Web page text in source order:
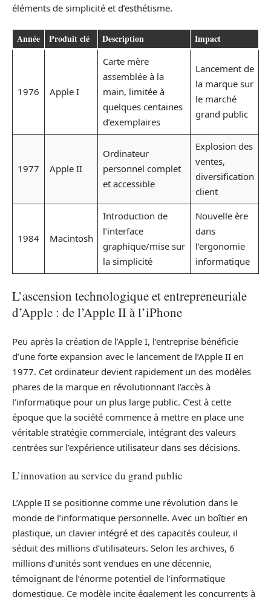
éléments de simplicité et d’esthétisme.
Année Produit clé Description Impact
1976 Apple I
Carte mère
assemblée à la
main, limitée à
quelques centaines
d’exemplaires
Lancement de
la marque sur
le marché
grand public
1977 Apple II
Ordinateur
personnel complet
et accessible
Explosion des
ventes,
diversification
client
1984 Macintosh
Introduction de
l’interface
graphique/mise sur
la simplicité
Nouvelle ère
dans
l’ergonomie
informatique
L’ascension technologique et entrepreneuriale
d’Apple : de l’Apple II à l’iPhone
Peu après la création de l’Apple I, l’entreprise bénéficie
d’une forte expansion avec le lancement de l’Apple II en
1977. Cet ordinateur devient rapidement un des modèles
phares de la marque en révolutionnant l’accès à
l’informatique pour un plus large public. C’est à cette
époque que la société commence à mettre en place une
véritable stratégie commerciale, intégrant des valeurs
centrées sur l’expérience utilisateur dans ses décisions.
L’innovation au service du grand public
L’Apple II se positionne comme une révolution dans le
monde de l’informatique personnelle. Avec un boîtier en
plastique, un clavier intégré et des capacités couleur, il
séduit des millions d’utilisateurs. Selon les archives, 6
millions d’unités sont vendues en une décennie,
témoignant de l’énorme potentiel de l’informatique
domestique. Ce modèle incite également les concurrents à